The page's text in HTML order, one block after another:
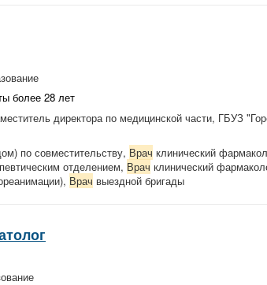
более 28 лет
директора по медицинской части, ГБУЗ
по совместительству, Врач клинический
отделением, Врач клинический
Врач выездной бригады